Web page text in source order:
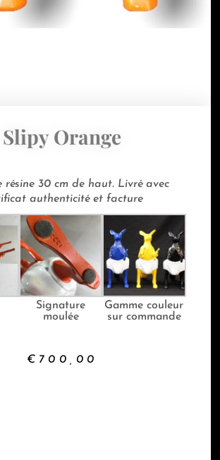
Slipy Orange
résine 30 cm de haut. Livré avec
authenticité et facture
Signature
moulée
Gamme couleur
sur commande
€ 700,00